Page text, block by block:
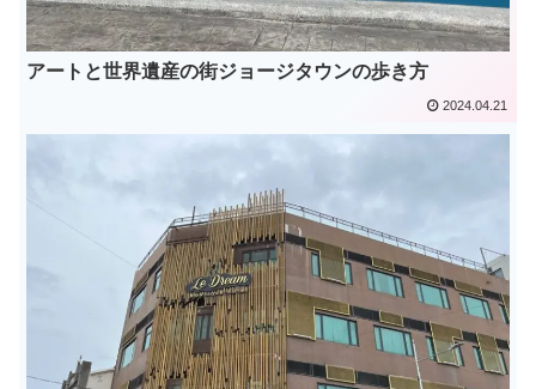
アートと世界遺産の街ジョージタウンの歩き方
2024.04.21